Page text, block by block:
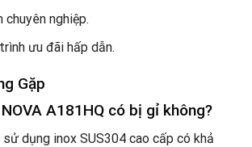
nghiệp.
ưu đãi hấp dẫn.
Gặp
A181HQ có bị gỉ không?
sử dụng inox SUS304 cao cấp có khả